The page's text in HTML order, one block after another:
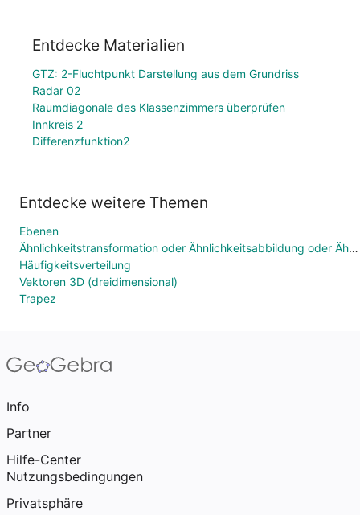
Entdecke Materialien
GTZ: 2-Fluchtpunkt Darstellung aus dem Grundriss
Radar 02
Raumdiagonale des Klassenzimmers überprüfen
Innkreis 2
Differenzfunktion2
Entdecke weitere Themen
Ebenen
Ähnlichkeitstransformation oder Ähnlichkeitsabbildung oder Ähnlichkeit
Häufigkeitsverteilung
Vektoren 3D (dreidimensional)
Trapez
Info
Partner
Hilfe-Center
Nutzungsbedingungen
Privatsphäre